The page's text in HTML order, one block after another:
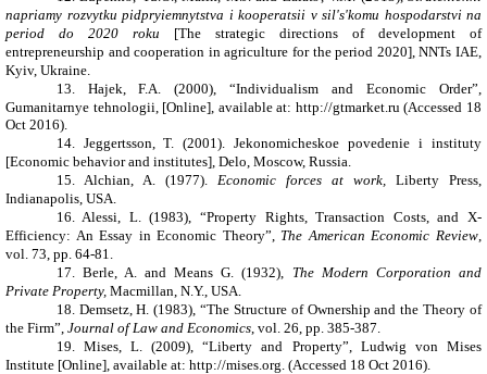
napriamy rozvytku pidpryiemnytstva i kooperatsii v sil's'komu hospodarstvi na
period do 2020 roku [The strategic directions of development of
entrepreneurship and cooperation in agriculture for the period 2020], NNTs IAE,
Kyiv, Ukraine.
13.
Hajek, F.A. (2000), “Individualism and Economic Order”,
Gumanitarnye tehnologii, [Online], available at: http://gtmarket.ru (Accessed 18
Oct 2016).
14.
Jeggertsson, T. (2001). Jekonomicheskoe povedenie i instituty
[Economic behavior and institutes], Delo, Moscow, Russia.
15.
Alchian, A. (1977). Economic forces at work,
Liberty Press,
Indianapolis, USA.
16.
Alessi, L. (1983), “Property Rights, Transaction Costs, and X-
Efficiency: An Essay in Economic Theory”, The American Economic Review
vol. 73, pp. 64-81.
17.
Berle, A. and Means G. (1932), The Modern Corporation and
Private Property, Macmillan, N.Y., USA.
18. Demsetz, H. (1983), “The Structure of Ownership and the Theory of
the Firm”, Journal of Law and Economics , vol. 26, pp. 385-387.
19.
Mises, L. (2009), “Liberty and Property”, Ludwig von Mises
Institute [Online], available at: http://mises.org. (Accessed 18 Oct 2016).